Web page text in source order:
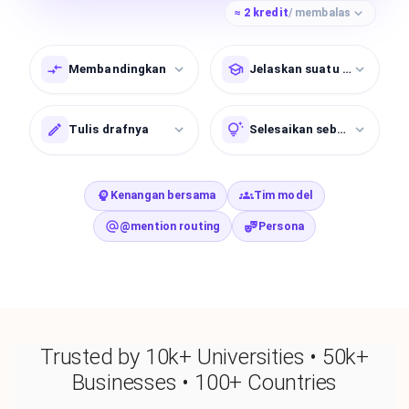
≈ 2 kredit/ membalas
Membandingkan Jelaskan suatu topik
Tulis drafnya Selesaikan sebuah
Kenangan bersama Tim model
@mention routing Persona
Trusted by 10k+ Universities • 50k+
Businesses • 100+ Countries